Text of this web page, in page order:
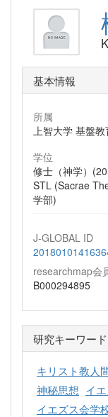
基本情報
所属
上智大学 基盤
学位
修士（神学）
STL (Sacrae
学部)
J-GLOBAL ID
researchmap会
B000294895
研究キーワード
キリスト教人
神秘思想 イ
イエズス会学